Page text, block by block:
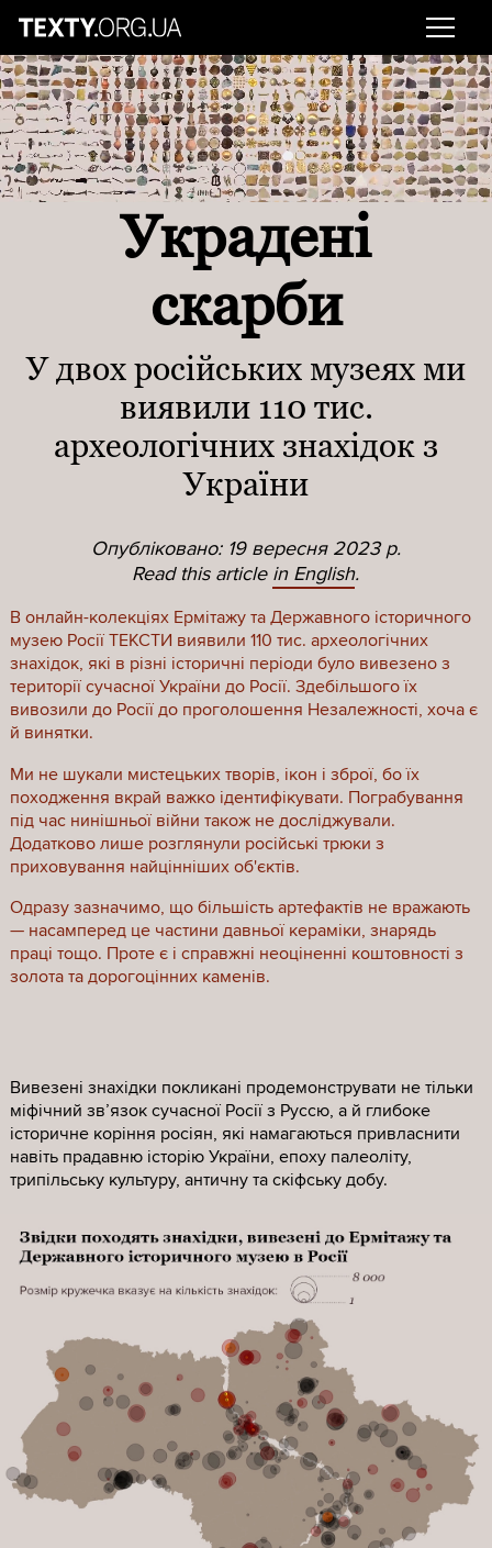
Украдені
скарби
У двох російських музеях ми
виявили 110 тис.
археологічних знахідок з
України
Опубліковано: 19 вересня 2023 р.
Read this article in English.
В онлайн-колекціях Ермітажу та Державного історичного
музею Росії ТЕКСТИ виявили 110 тис. археологічних
знахідок, які в різні історичні періоди було вивезено з
території сучасної України до Росії. Здебільшого їх
вивозили до Росії до проголошення Незалежності, хоча є
й винятки.
Ми не шукали мистецьких творів, ікон і зброї, бо їх
походження вкрай важко ідентифікувати. Пограбування
під час нинішньої війни також не досліджували.
Додатково лише розглянули російські трюки з
приховування найцінніших об'єктів.
Одразу зазначимо, що більшість артефактів не вражають
— насамперед це частини давньої кераміки, знарядь
праці тощо. Проте є і справжні неоціненні коштовності з
золота та дорогоцінних каменів.
Вивезені знахідки покликані продемонструвати не тільки
міфічний зв’язок сучасної Росії з Руссю, а й глибоке
історичне коріння росіян, які намагаються привласнити
навіть прадавню історію України, епоху палеоліту,
трипільську культуру, античну та скіфську добу.